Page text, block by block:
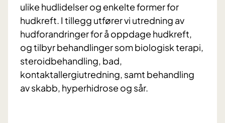
ulike hudlidelser og enkelte former for
hudkreft. I tillegg utfører vi utredning av
hudforandringer for å oppdage hudkreft,
og tilbyr behandlinger som biologisk terapi,
steroidbehandling, bad,
kontaktallergiutredning, samt behandling
av skabb, hyperhidrose og sår.